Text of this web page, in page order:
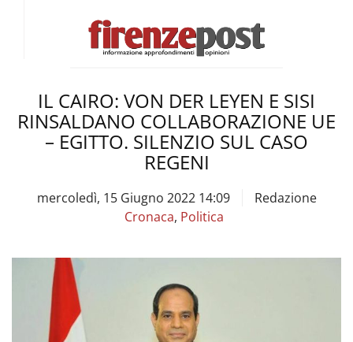
IL CAIRO: VON DER LEYEN E SISI
RINSALDANO COLLABORAZIONE UE
– EGITTO. SILENZIO SUL CASO
REGENI
mercoledì, 15 Giugno 2022 14:09
Redazione
Cronaca, Politica